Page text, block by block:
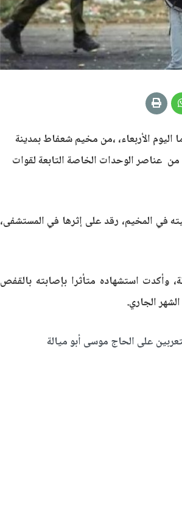
موسى أبو ميالة (60) عاما اليوم الأربعاء، ،من مخيم شعفاط بمدينة
من عناصر الوحدات الخاصة التابعة لقوات
في المخيم، رقد على إثرها في المستشفى،
استشهاده متأثرا بإصابته بالقفص
الجاري.
على الحاج موسى أبو ميالة